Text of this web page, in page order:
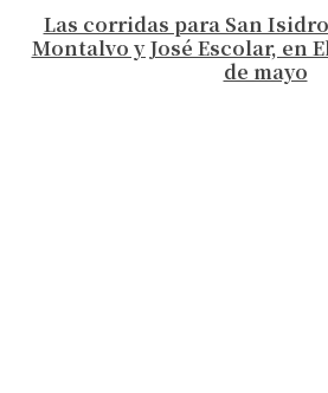
Las corridas para San
Montalvo y José Escolar, en
de mayo